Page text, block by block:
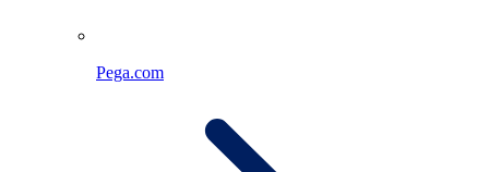
Pega.com